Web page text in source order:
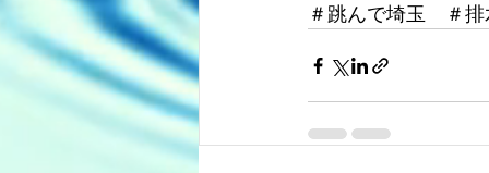
＃跳んで埼玉　＃